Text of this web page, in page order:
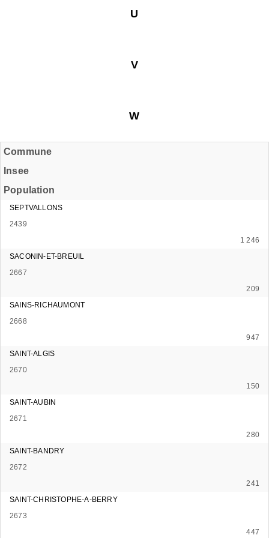
U
V
W
Commune
Insee
Population
SEPTVALLONS
2439
1 246
SACONIN-ET-BREUIL
2667
209
SAINS-RICHAUMONT
2668
947
SAINT-ALGIS
2670
150
SAINT-AUBIN
2671
280
SAINT-BANDRY
2672
241
SAINT-CHRISTOPHE-A-BERRY
2673
447